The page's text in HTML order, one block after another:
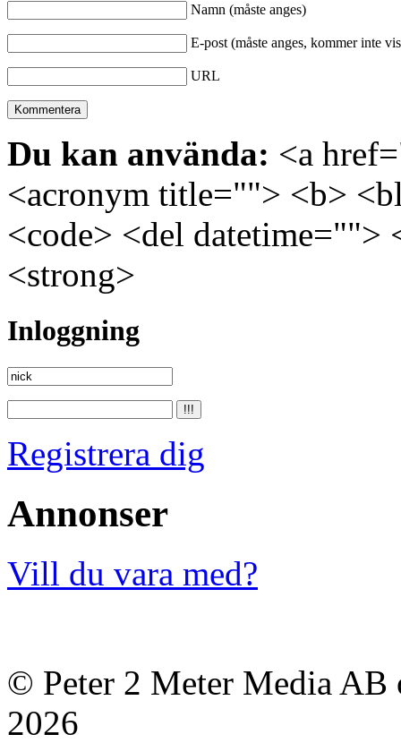
Namn (måste anges)
E-post (måste anges, kommer inte
URL
Du kan använda: <a
<acronym title=""> <b>
<code> <del
<strong>
Inloggning
Registrera dig
Annonser
Vill du vara med?
© Peter 2 Meter Media AB
2026